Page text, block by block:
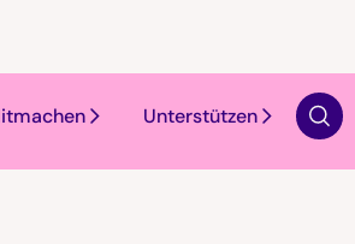
Unterstützen